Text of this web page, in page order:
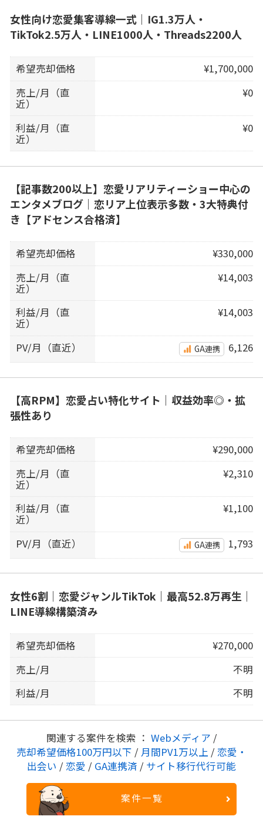
女性向け恋愛集客導線一式｜IG1.3万人・
TikTok2.5万人・LINE1000人・Threads2200人
希望売却価格
¥1,700,000
売上/月（直
近）
¥0
利益/月（直
近）
¥0
【記事数200以上】恋愛リアリティーショー中心の
エンタメブログ｜恋リア上位表示多数・3大特典付
き【アドセンス合格済】
希望売却価格
¥330,000
売上/月（直
近）
¥14,003
利益/月（直
近）
¥14,003
PV/月（直近） GA連携 6,126
【高RPM】恋愛占い特化サイト｜収益効率◎・拡
張性あり
希望売却価格
¥290,000
売上/月（直
近）
¥2,310
利益/月（直
近）
¥1,100
PV/月（直近） GA連携 1,793
女性6割｜恋愛ジャンルTikTok｜最高52.8万再生｜
LINE導線構築済み
希望売却価格
¥270,000
売上/月
不明
利益/月
不明
関連する案件を検索 ： Webメディア /
売却希望価格100万円以下 / 月間PV1万以上 / 恋愛・
出会い / 恋愛 / GA連携済 / サイト移行代行可能
案件一覧